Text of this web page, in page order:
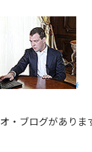
・ブログがありま